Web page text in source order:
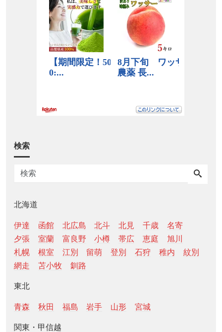
検索
北海道
伊達 函館 北広島 北斗 北見 千歳
名寄
夕張
室蘭 富良野 小樽 帯広 恵庭
旭川
札幌
根室 江別 留萌 登別 石狩 稚内
紋別
網走
苫小牧 釧路
東北
青森 秋田 福島 岩手 山形 宮城
関東・甲信越